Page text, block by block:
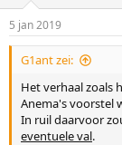
n
s
:
5 jan 2019
G1ant zei:
Het verhaal zoals
Anema's voorstel
In ruil daarvoor
eventuele val.